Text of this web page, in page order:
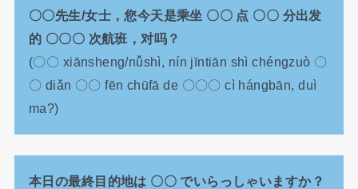
〇〇先生/女士，您今天是乘坐 〇〇 点 〇〇 分出发
的 〇〇〇 次航班，对吗？
(〇〇 xiānsheng/nǚshì, nín jīntiān shì chéngzuò 〇
〇 diǎn 〇〇 fēn chūfā de 〇〇〇 cì hángbān, duì
ma?)
本日の最終目的地は 〇〇 でいらっしゃいますか？